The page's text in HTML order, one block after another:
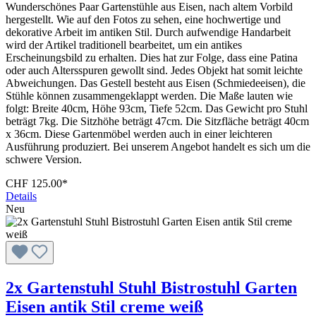
Wunderschönes Paar Gartenstühle aus Eisen, nach altem Vorbild
hergestellt. Wie auf den Fotos zu sehen, eine hochwertige und
dekorative Arbeit im antiken Stil. Durch aufwendige Handarbeit
wird der Artikel traditionell bearbeitet, um ein antikes
Erscheinungsbild zu erhalten. Dies hat zur Folge, dass eine Patina
oder auch Altersspuren gewollt sind. Jedes Objekt hat somit leichte
Abweichungen. Das Gestell besteht aus Eisen (Schmiedeeisen), die
Stühle können zusammengeklappt werden. Die Maße lauten wie
folgt: Breite 40cm, Höhe 93cm, Tiefe 52cm. Das Gewicht pro Stuhl
beträgt 7kg. Die Sitzhöhe beträgt 47cm. Die Sitzfläche beträgt 40cm
x 36cm. Diese Gartenmöbel werden auch in einer leichteren
Ausführung produziert. Bei unserem Angebot handelt es sich um die
schwere Version.
CHF 125.00*
Details
Neu
2x Gartenstuhl Stuhl Bistrostuhl Garten
Eisen antik Stil creme weiß